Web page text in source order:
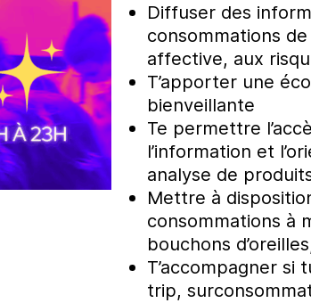
Diffuser des
consommations
affective, aux
T’apporter une
bienveillante
Te permettre
l’information et
analyse de
Mettre à
consommations à
bouchons
T’accompagner si
trip,